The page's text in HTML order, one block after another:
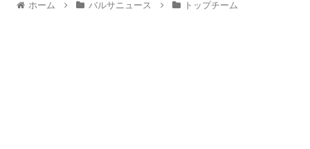
ホーム バルサニュース トップチーム